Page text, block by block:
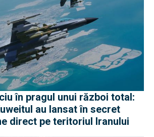
în pragul unui război total:
au lansat în secret
direct pe teritoriul Iranului